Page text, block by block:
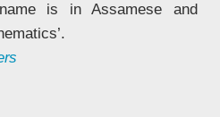
is in Assamese and